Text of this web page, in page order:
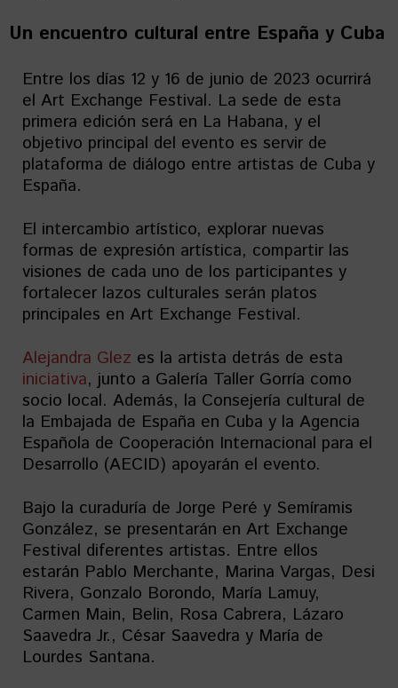
Un encuentro cultural entre España y Cuba
Entre los días 12 y 16 de junio de 2023 ocurrirá
el Art Exchange Festival. La sede de esta
primera edición será en La Habana, y el
objetivo principal del evento es servir de
plataforma de diálogo entre artistas de Cuba y
España.
El intercambio artístico, explorar nuevas
formas de expresión artística, compartir las
visiones de cada uno de los participantes y
fortalecer lazos culturales serán platos
principales en Art Exchange Festival.
Alejandra Glez es la artista detrás de esta
iniciativa, junto a Galería Taller Gorría como
socio local. Además, la Consejería cultural de
la Embajada de España en Cuba y la Agencia
Española de Cooperación Internacional para el
Desarrollo (AECID) apoyarán el evento.
Bajo la curaduría de Jorge Peré y Semíramis
González, se presentarán en Art Exchange
Festival diferentes artistas. Entre ellos
estarán Pablo Merchante, Marina Vargas, Desi
Rivera, Gonzalo Borondo, María Lamuy,
Carmen Main, Belin, Rosa Cabrera, Lázaro
Saavedra Jr., César Saavedra y María de
Lourdes Santana.